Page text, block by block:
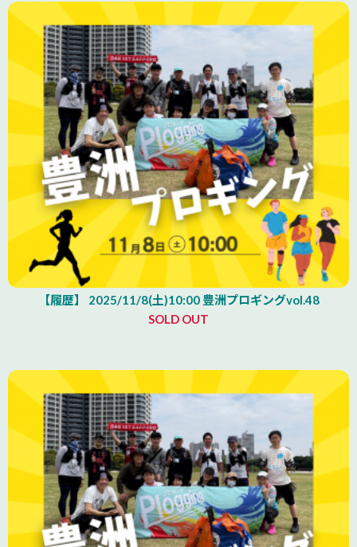
【履歴】 2025/11/8(土)10:00 豊洲プロギングvol.48
SOLD OUT